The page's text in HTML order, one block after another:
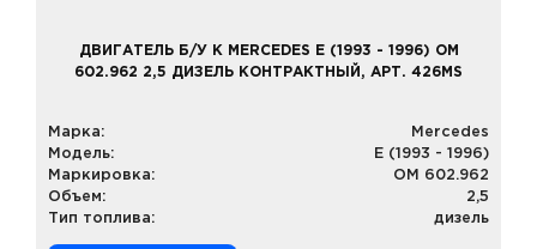
ДВИГАТЕЛЬ Б/У К MERCEDES E (1993 - 1996) OM
602.962 2,5 ДИЗЕЛЬ КОНТРАКТНЫЙ, АРТ. 426MS
Марка:
Mercedes
Модель:
E (1993 - 1996)
Маркировка:
OM 602.962
Объем:
2,5
Тип топлива:
дизель